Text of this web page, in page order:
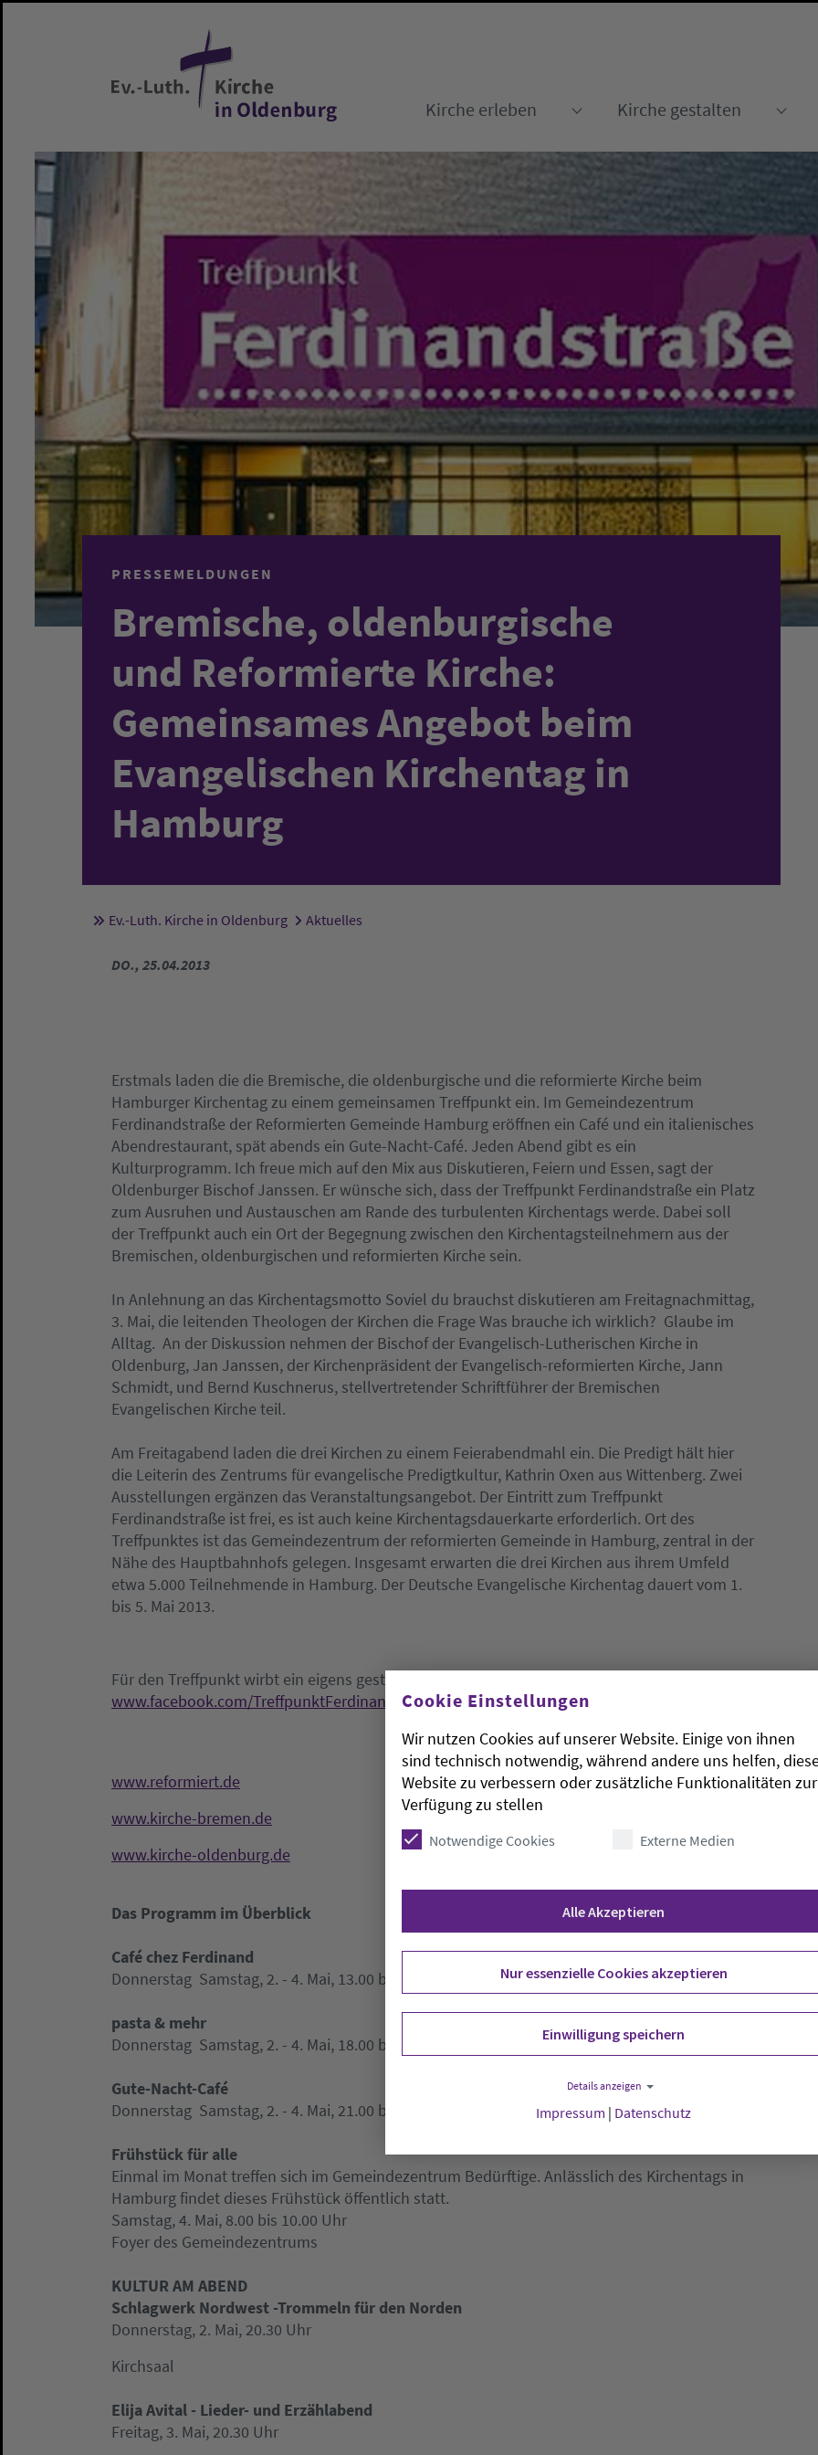
Kirche erleben
Kirche gestalten
PRESSEMELDUNGEN
Bremische, oldenburgische
und Reformierte Kirche:
Gemeinsames Angebot beim
Evangelischen Kirchentag in
Hamburg
Sie sind hier:
Ev.-Luth. Kirche in Oldenburg Aktuelles
DO., 25.04.2013
Erstmals laden die die Bremische, die oldenburgische und die reformierte Kirche beim
Hamburger Kirchentag zu einem gemeinsamen Treffpunkt ein. Im Gemeindezentrum
Ferdinandstraße der Reformierten Gemeinde Hamburg eröffnen ein Café und ein italienisches
Abendrestaurant, spät abends ein Gute-Nacht-Café. Jeden Abend gibt es ein
Kulturprogramm. Ich freue mich auf den Mix aus Diskutieren, Feiern und Essen, sagt der
Oldenburger Bischof Janssen. Er wünsche sich, dass der Treffpunkt Ferdinandstraße ein Platz
zum Ausruhen und Austauschen am Rande des turbulenten Kirchentags werde. Dabei soll
der Treffpunkt auch ein Ort der Begegnung zwischen den Kirchentagsteilnehmern aus der
Bremischen, oldenburgischen und reformierten Kirche sein.
In Anlehnung an das Kirchentagsmotto Soviel du brauchst diskutieren am Freitagnachmittag,
3. Mai, die leitenden Theologen der Kirchen die Frage Was brauche ich wirklich?  Glaube im
Alltag. An der Diskussion nehmen der Bischof der Evangelisch-Lutherischen Kirche in
Oldenburg, Jan Janssen, der Kirchenpräsident der Evangelisch-reformierten Kirche, Jann
Schmidt, und Bernd Kuschnerus, stellvertretender Schriftführer der Bremischen
Evangelischen Kirche teil.
Am Freitagabend laden die drei Kirchen zu einem Feierabendmahl ein. Die Predigt hält hier
die Leiterin des Zentrums für evangelische Predigtkultur, Kathrin Oxen aus Wittenberg. Zwei
Ausstellungen ergänzen das Veranstaltungsangebot. Der Eintritt zum Treffpunkt
Ferdinandstraße ist frei, es ist auch keine Kirchentagsdauerkarte erforderlich. Ort des
Treffpunktes ist das Gemeindezentrum der reformierten Gemeinde in Hamburg, zentral in der
Nähe des Hauptbahnhofs gelegen. Insgesamt erwarten die drei Kirchen aus ihrem Umfeld
etwa 5.000 Teilnehmende in Hamburg. Der Deutsche Evangelische Kirchentag dauert vom 1.
bis 5. Mai 2013.
Für den Treffpunkt wirbt ein eigens gestalteter Facebook-Auftritt:
www.facebook.com/TreffpunktFerdinandstrasse
www.reformiert.de
www.kirche-bremen.de
www.kirche-oldenburg.de
Das Programm im Überblick
Café chez Ferdinand
Donnerstag  Samstag, 2. - 4. Mai, 13.00 bis 22.00 Uhr
pasta & mehr
Donnerstag  Samstag, 2. - 4. Mai, 18.00 bis 20.00 Uhr
Gute-Nacht-Café
Donnerstag  Samstag, 2. - 4. Mai, 21.00 bis 24.00 Uhr
Frühstück für alle
Einmal im Monat treffen sich im Gemeindezentrum Bedürftige. Anlässlich des Kirchentags in
Hamburg findet dieses Frühstück öffentlich statt.
Samstag, 4. Mai, 8.00 bis 10.00 Uhr
Foyer des Gemeindezentrums
KULTUR AM ABEND
Schlagwerk Nordwest -Trommeln für den Norden
Donnerstag, 2. Mai, 20.30 Uhr
Kirchsaal
Elija Avital - Lieder- und Erzählabend
Freitag, 3. Mai, 20.30 Uhr
Cookie Einstellungen
Wir nutzen Cookies auf unserer Website. Einige von ihnen
sind technisch notwendig, während andere uns helfen,
Website zu verbessern oder zusätzliche Funktionalitäten zur
Verfügung zu stellen
Notwendige Cookies Externe Medien
Alle Akzeptieren
Nur essenzielle Cookies akzeptieren
Einwilligung speichern
Details anzeigen
Impressum | Datenschutz